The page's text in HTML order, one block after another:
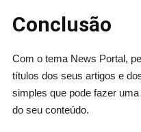
Conclusão
Com o tema News Portal,
títulos dos seus artigos e
simples que pode fazer
do seu conteúdo.